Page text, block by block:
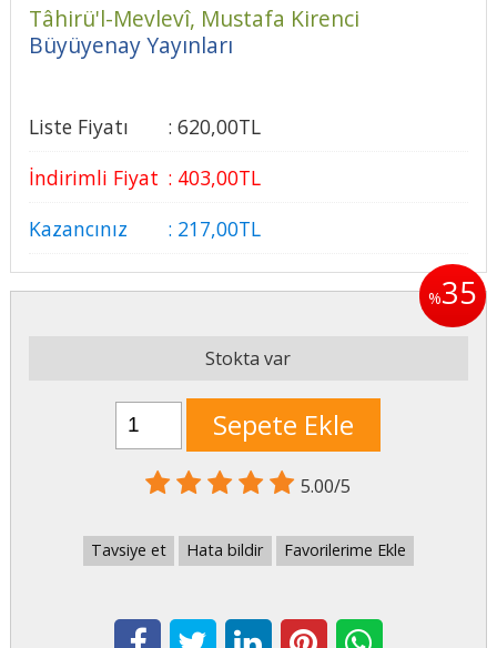
Tâhirü'l-Mevlevî, Mustafa Kirenci
Büyüyenay Yayınları
Liste Fiyatı : 620,00TL
İndirimli Fiyat : 403,00TL
Kazancınız
: 217,00TL
%35
Stokta var
Sepete Ekle
5.00/5
Tavsiye et Hata bildir Favorilerime Ekle